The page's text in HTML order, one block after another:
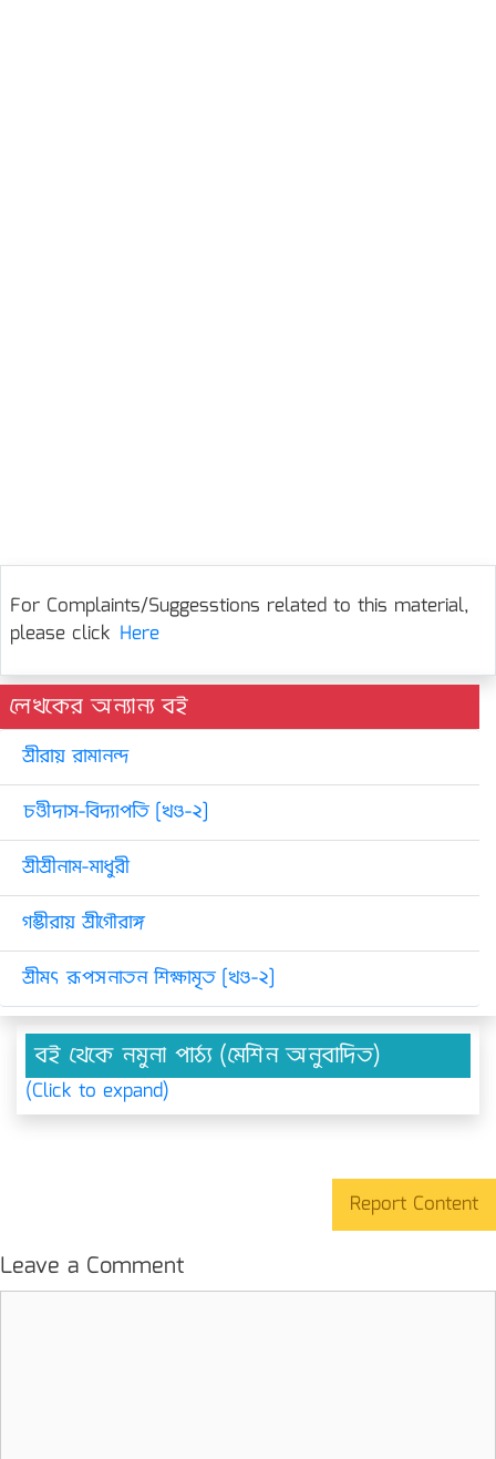
For Complaints/Suggesstions related to this material,
please click Here
লেখকের অন্যান্য বই
শ্রীরায় রামানন্দ
চণ্ডীদাস-বিদ্যাপতি [খণ্ড-২]
শ্রীশ্রীনাম-মাধুরী
গম্ভীরায় শ্রীগৌরাঙ্গ
শ্রীমৎ রূপসনাতন শিক্ষামৃত [খণ্ড-২]
বই থেকে নমুনা পাঠ্য (মেশিন অনুবাদিত)
(Click to expand)
Report Content
Leave a Comment